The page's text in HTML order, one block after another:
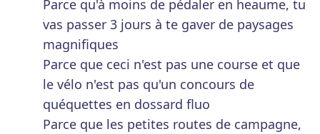
Parce qu'à moins de pédaler en heaume, tu
vas passer 3 jours à te gaver de paysages
magnifiques
Parce que ceci n'est pas une course et que
le vélo n'est pas qu'un concours de
quéquettes en dossard fluo
Parce que les petites routes de campagne,